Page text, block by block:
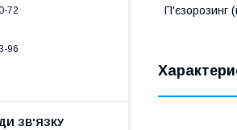
П'єзорозинг
72
96